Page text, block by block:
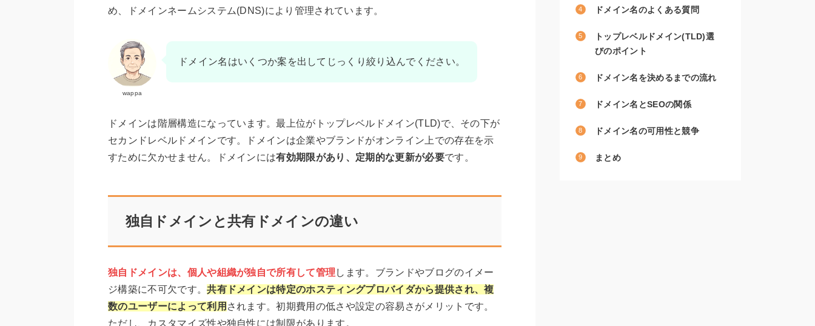
め、ドメインネームシステム(DNS)により管理されています。
wappa
ドメイン名はいくつか案を出してじっくり絞り込んでください。
ドメインは階層構造になっています。最上位がトップレベルドメイン(TLD)で、その下が
セカンドレベルドメインです。ドメインは企業やブランドがオンライン上での存在を示
すために欠かせません。ドメインには有効期限があり、定期的な更新が必要です。
独自ドメインと共有ドメインの違い
独自ドメインは、個人や組織が独自で所有して管理 します。ブランドやブログのイメー
ジ構築に不可欠です。共有ドメインは特定のホスティングプロバイダから提供され、複
数のユーザーによって利用 されます。初期費用の低さや設定の容易さがメリットです。
ただし、カスタマイズ性や独自性には制限があります。
ドメイン名のよくある質問
トップレベルドメイン(TLD)選
びのポイント
ドメイン名を決めるまでの流れ
ドメイン名とSEOの関係
ドメイン名の可用性と競争
まとめ